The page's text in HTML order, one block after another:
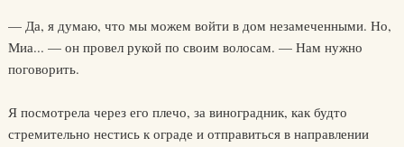
— Да, я думаю, что мы можем войти в дом незамеченными. Но,
Миа... — он провел рукой по своим волосам. — Нам нужно
поговорить.
Я посмотрела через его плечо, за виноградник, как будто
стремительно нестись к ограде и отправиться в направлении